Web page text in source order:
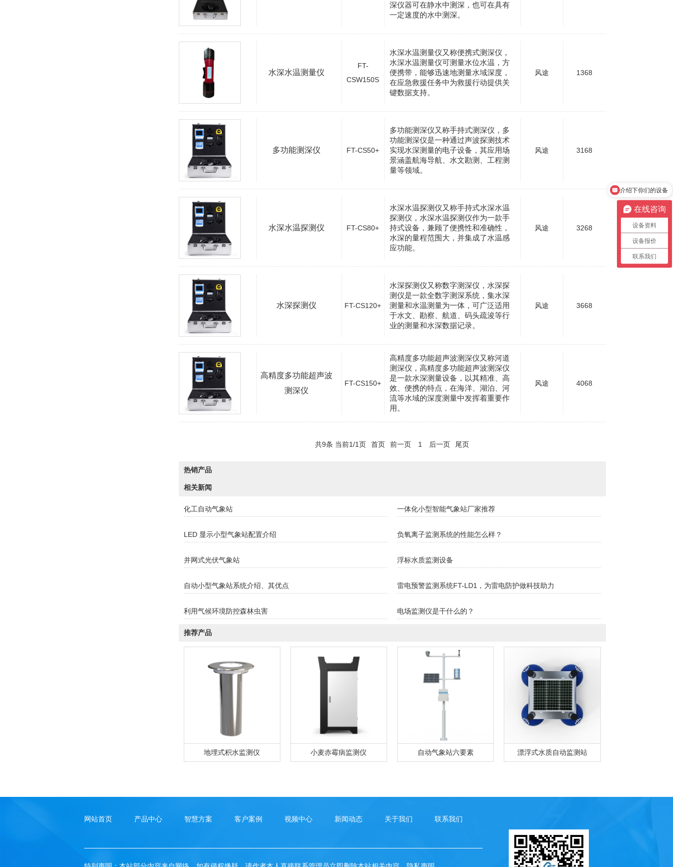
深仪器可在静水中测深，也可在具有
一定速度的水中测深。
水深水温测量仪
FT-
CSW150S
水深水温测量仪又称便携式测深仪，
水深水温测量仪可测量水位水温，方
便携带，能够迅速地测量水域深度，
在应急救援任务中为救援行动提供关
键数据支持。
风途 1368
多功能测深仪 FT-CS50+
多功能测深仪又称手持式测深仪，多
功能测深仪是一种通过声波探测技术
实现水深测量的电子设备，其应用场
景涵盖航海导航、水文勘测、工程测
量等领域。
风途 3168
水深水温探测仪 FT-CS80+
水深水温探测仪又称手持式水深水温
探测仪，水深水温探测仪作为一款手
持式设备，兼顾了便携性和准确性，
水深的量程范围大，并集成了水温感
应功能。
风途 3268
水深探测仪 FT-CS120+
水深探测仪又称数字测深仪，水深探
测仪是一款全数字测深系统，集水深
测量和水温测量为一体，可广泛适用
于水文、勘察、航道、码头疏浚等行
业的测量和水深数据记录。
风途 3668
高精度多功能超声波
测深仪
FT-CS150+
高精度多功能超声波测深仪又称河道
测深仪，高精度多功能超声波测深仪
是一款水深测量设备，以其精准、高
效、便携的特点，在海洋、湖泊、河
流等水域的深度测量中发挥着重要作
用。
风途 4068
共9条 当前1/1页 首页 前一页 1 后一页 尾页
热销产品
相关新闻
化工自动气象站 一体化小型智能气象站厂家推荐
LED 显示小型气象站配置介绍 负氧离子监测系统的性能怎么样？
并网式光伏气象站 浮标水质监测设备
自动小型气象站系统介绍、其优点 雷电预警监测系统FT-LD1，为雷电防护做科技助力
利用气候环境防控森林虫害 电场监测仪是干什么的？
推荐产品
地埋式积水监测仪 小麦赤霉病监测仪 自动气象站六要素 漂浮式水质自动监测站
网站首页 产品中心 智慧方案 客户案例 视频中心 新闻动态 关于我们 联系我们
在线咨询
设备资料
设备报价
联系我们
介绍下你们的设备